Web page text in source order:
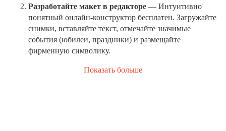
Разработайте макет в редакторе — Интуитивно
понятный онлайн-конструктор бесплатен. Загружайте
снимки, вставляйте текст, отмечайте значимые
события (юбилеи, праздники) и размещайте
фирменную символику.
Показать больше